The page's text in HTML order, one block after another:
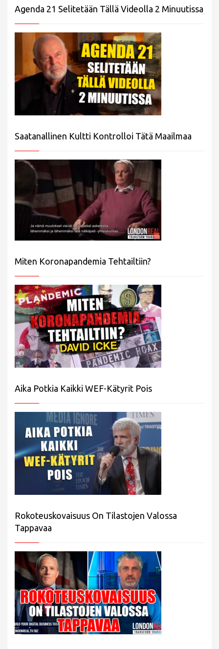
Agenda 21 Selitetään Tällä Videolla 2 Minuutissa
Saatanallinen Kultti Kontrolloi Tätä Maailmaa
Miten Koronapandemia Tehtailtiin?
Aika Potkia Kaikki WEF-Kätyrit Pois
Rokoteuskovaisuus On Tilastojen Valossa
Tappavaa